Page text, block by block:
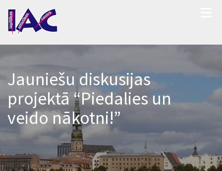
Jauniešu diskusijas
projektā “Piedalies un
veido nākotni!”